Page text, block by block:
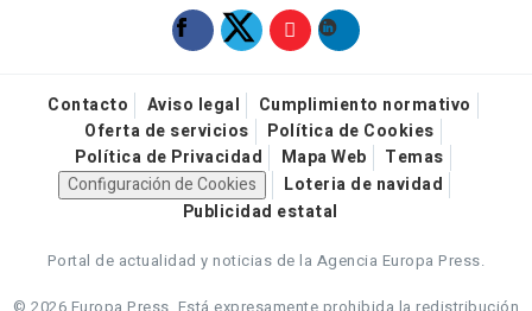
Contacto Aviso legal
Cumplimiento normativo
Oferta de servicios
Política de Cookies
Política de Privacidad
Mapa Web
Temas
Configuración de Cookies
Loteria de navidad
Publicidad estatal
Portal de actualidad y noticias de la Agencia Europa Press.